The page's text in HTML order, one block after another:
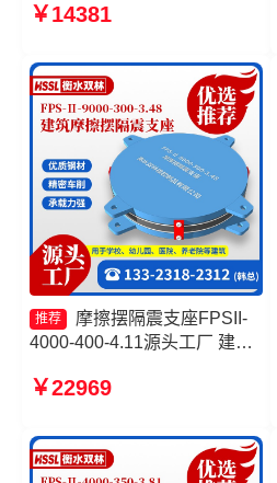
源头工厂 建筑摩擦摆隔震支座
500-3.8
￥14381
推荐
摩擦摆隔震支座FPSII-
4000-400-4.11源头工厂 建筑
震球形支座源头工厂 摩擦摆隔
￥22969